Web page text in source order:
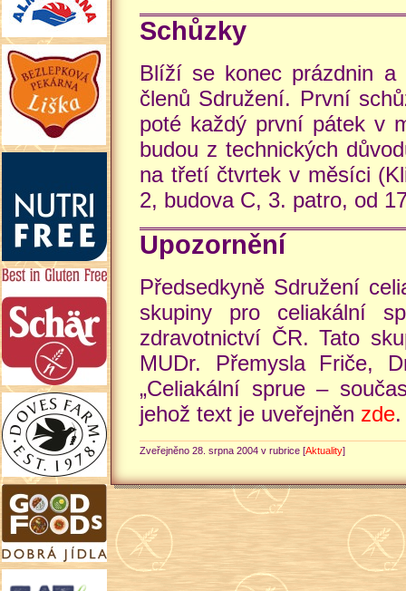
Schůzky
Blíží se konec prázdnin a
členů Sdružení. První
poté každý první pátek v
budou z technických
na třetí čtvrtek v měsíci
2, budova C, 3. patro, od
Upozornění
Předsedkyně Sdružení
skupiny pro celiakální
zdravotnictví ČR. Tato
MUDr. Přemysla Friče,
„Celiakální sprue –
jehož text je uveřejněn zde.
Zveřejněno 28. srpna 2004 v rubrice [Aktuality]